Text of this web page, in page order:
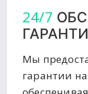
24/7
Мы
гарантии